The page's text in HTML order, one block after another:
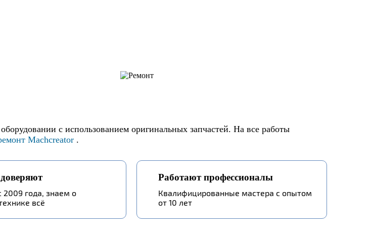
с использованием оригинальных запчастей. На все работы
Machcreator .
2009 года, знаем о
всё
Работают профессионалы
Квалифицированные мастера с опытом
от 10 лет